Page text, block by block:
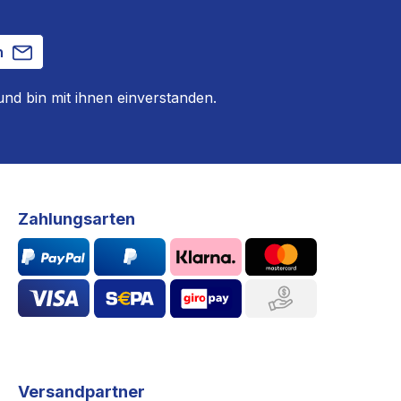
bin mit ihnen einverstanden.
Zahlungsarten
Versandpartner